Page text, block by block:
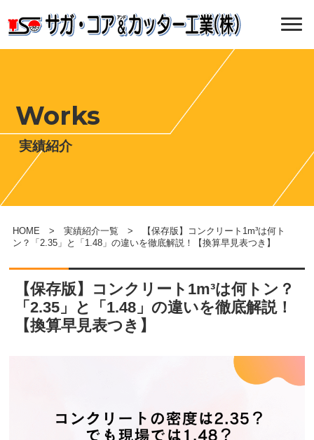
Works
実績紹介
HOME > 実績紹介一覧 > 【保存版】コンクリート1m³は何ト
ン？「2.35」と「1.48」の違いを徹底解説！【換算早見表つき】
【保存版】コンクリート1m³は何トン？
「2.35」と「1.48」の違いを徹底解説！
【換算早見表つき】